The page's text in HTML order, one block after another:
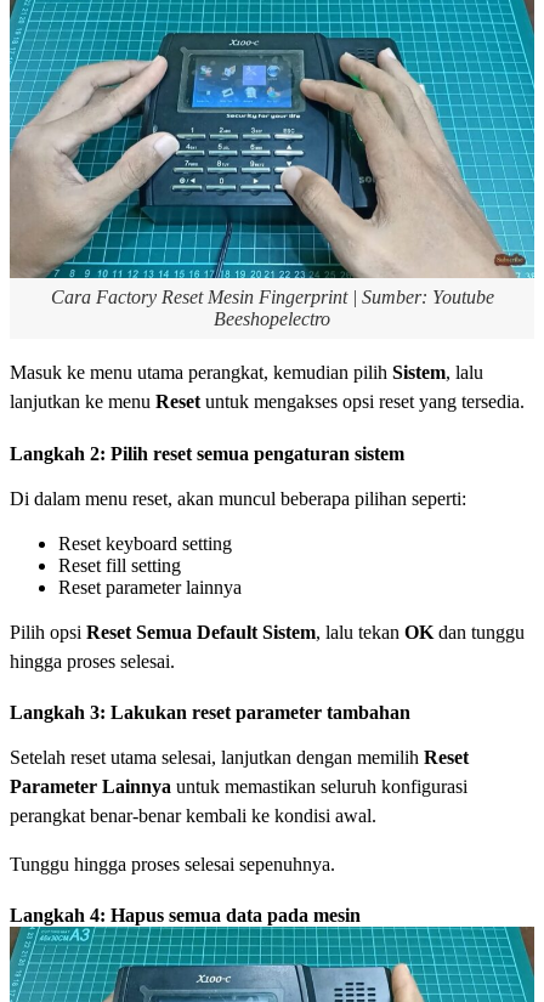
Cara Factory Reset Mesin Fingerprint | Sumber: Youtube
Beeshopelectro
Masuk ke menu utama perangkat, kemudian pilih Sistem, lalu
lanjutkan ke menu Resetuntuk mengakses opsi reset yang tersedia.
Langkah 2: Pilih reset semua pengaturan sistem
Di dalam menu reset, akan muncul beberapa pilihan seperti:
Reset keyboard setting
Reset fill setting
Reset parameter lainnya
Pilih opsi Reset Semua Default Sistem, lalu tekan OK dan tunggu
hingga proses selesai.
Langkah 3: Lakukan reset parameter tambahan
Setelah reset utama selesai, lanjutkan dengan memilih Reset
Parameter Lainnya untuk memastikan seluruh konfigurasi
perangkat benar-benar kembali ke kondisi awal.
Tunggu hingga proses selesai sepenuhnya.
Langkah 4: Hapus semua data pada mesin